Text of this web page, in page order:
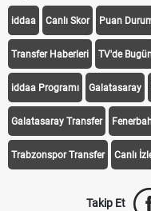
iddaa Canlı Skor Puan
Transfer Haberleri TV'de
iddaa Programı Galatasaray
Galatasaray Transfer
Trabzonspor Transfer Canlı
Takip Et